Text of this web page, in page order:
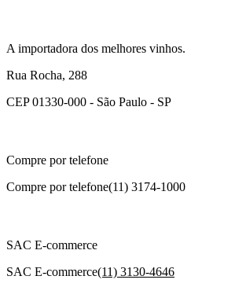
A importadora dos melhores vinhos.
Rua Rocha, 288
CEP 01330-000 - São Paulo - SP
Compre por telefone
Compre por telefone(11) 3174-1000
SAC E-commerce
SAC E-commerce(11) 3130-4646